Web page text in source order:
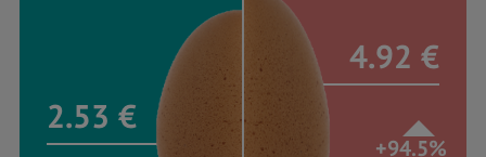
2.53 €
4.92 €
+94.5%